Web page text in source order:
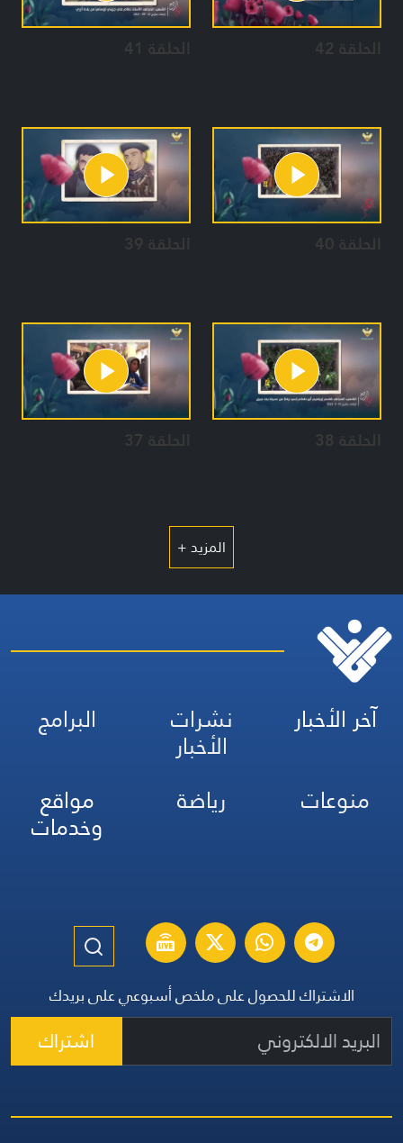
الحلقة 42 الحلقة 41
الحلقة 40 الحلقة 39
الحلقة 38 الحلقة 37
المزيد +
آخر الأخبار نشرات
الأخبار
البرامج
منوعات
رياضة مواقع
وخدمات
الاشتراك للحصول على ملخص أسبوعي على بريدك
اشتراك